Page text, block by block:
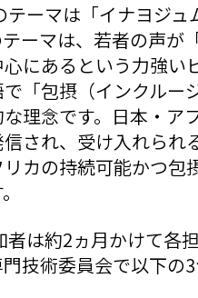
テーマは「イナヨジ
ーマは、若者の声が
心にあるという力強
で「包摂（インクル
理念です。日本・ア
信され、受け入れられ
カの持続可能かつ包
者は約2ヵ月かけて各
技術委員会で以下の